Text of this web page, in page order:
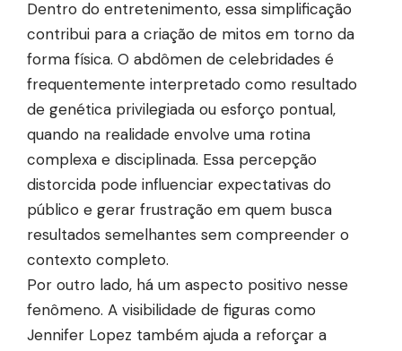
Dentro do entretenimento, essa simplificação
contribui para a criação de mitos em torno da
forma física. O abdômen de celebridades é
frequentemente interpretado como resultado
de genética privilegiada ou esforço pontual,
quando na realidade envolve uma rotina
complexa e disciplinada. Essa percepção
distorcida pode influenciar expectativas do
público e gerar frustração em quem busca
resultados semelhantes sem compreender o
contexto completo.
Por outro lado, há um aspecto positivo nesse
fenômeno. A visibilidade de figuras como
Jennifer Lopez também ajuda a reforçar a